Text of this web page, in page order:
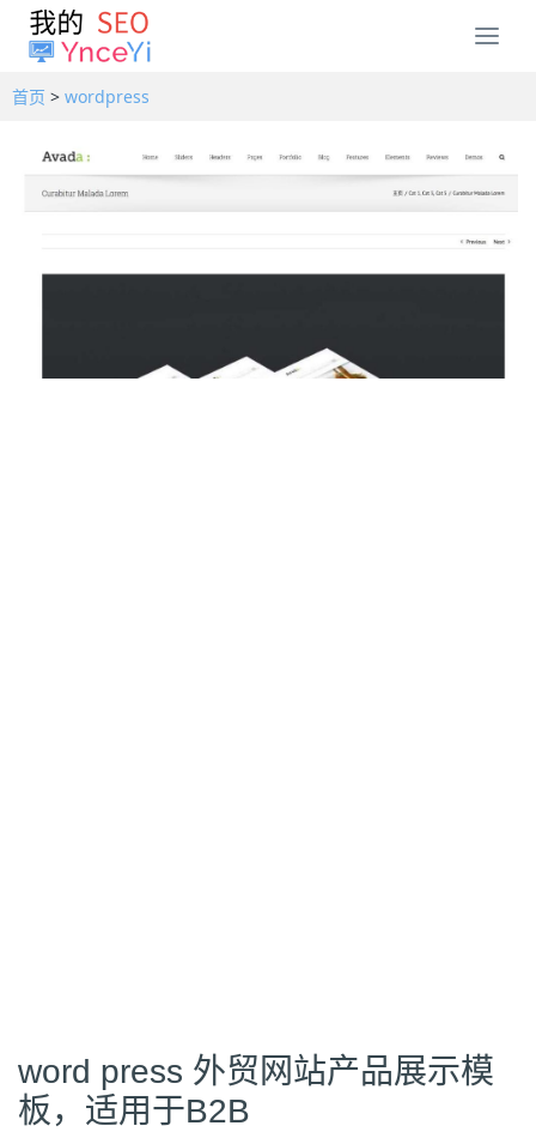
T
n
v
i
i
首页 > wordpress
word press 外贸网站产品展示模
板，适用于B2B